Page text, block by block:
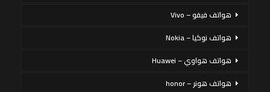
هواتف فيفو – Vivo
هواتف نوكيا – Nokia
هواتف هواوي – Huawei
هواتف هونر – honor